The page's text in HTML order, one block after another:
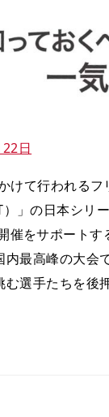
日
けて行われる
」の日本シリ
催をサポート
最高峰の大会
選手たちを後